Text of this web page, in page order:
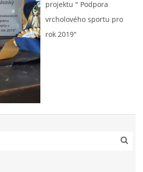
-PODPORA SPORTU V
KRAJI
PRO TY KTEŘÍ SE
BRIGÁDU
2023
projektu " Podpora
vrcholového sportu pro
rok 2019"